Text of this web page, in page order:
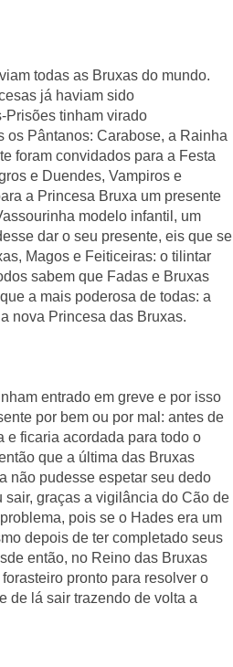
todas as Bruxas do mundo.
já haviam sido
Prisões tinham virado
os Pântanos: Carabose, a Rainha
foram convidados para a Festa
e Duendes, Vampiros e
a Princesa Bruxa um presente
modelo infantil, um
dar o seu presente, eis que se
Magos e Feiticeiras: o tilintar
sabem que Fadas e Bruxas
a mais poderosa de todas: a
nova Princesa das Bruxas.
entrado em greve e por isso
por bem ou por mal: antes de
e ficaria acordada para todo o
que a última das Bruxas
não pudesse espetar seu dedo
graças a vigilância do Cão de
pois se o Hades era um
depois de ter completado seus
então, no Reino das Bruxas
pronto para resolver o
de lá sair trazendo de volta a